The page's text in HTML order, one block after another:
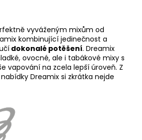
vyváženým mixům od
kombinující jedinečnost a
dokonalé potěšení. Dreamix
ovocné, ale i tabákové mixy s
vapování na zcela lepší úroveň. Z
Dreamix si zkrátka nejde